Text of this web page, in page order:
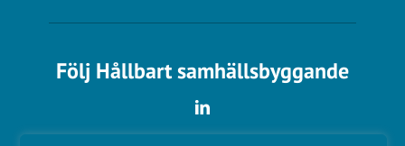
Följ Hållbart samhällsbyggande